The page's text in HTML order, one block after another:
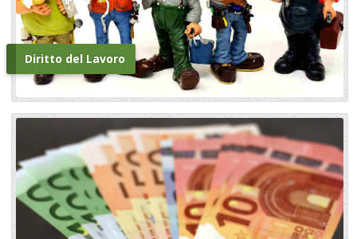
Diritto del Lavoro